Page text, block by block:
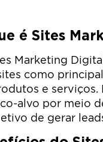
é Sites
Marketing
como
e serviços.
alvo por meio
de gerar